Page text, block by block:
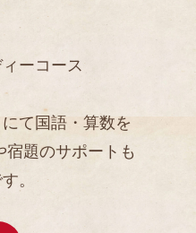
ーコース
て国語・算数を
題のサポートも
。